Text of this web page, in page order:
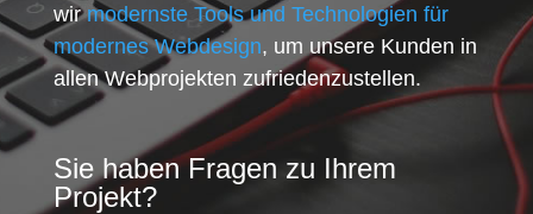
wirmodernste Tools und Technologien für
modernes Webdesign, um unsere Kunden in
allen Webprojekten zufriedenzustellen.
Sie haben Fragen zu Ihrem
Projekt?